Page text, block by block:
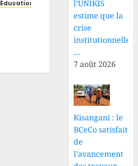
menacent
Éducation
l’UNIKIS
estime que la
crise
institutionnelle
…
7 août 2026
Kisangani : le
BCeCo satisfait
de
l’avancement